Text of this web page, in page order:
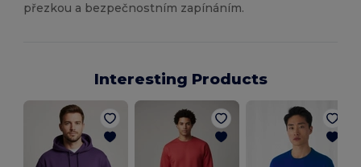
přezkou a bezpečnostním zapínáním.
Interesting Products